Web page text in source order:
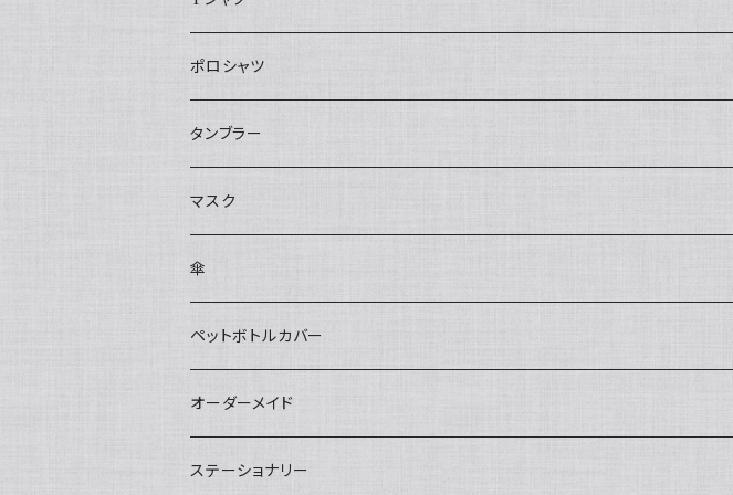
ポロシャツ
タンブラー
マスク
傘
ペットボトルカバー
オーダーメイド
ステーショナリー